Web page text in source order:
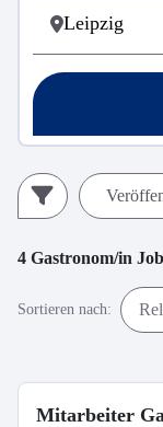
4 Gastronom/in
Sortieren nach:
Mitarbeiter